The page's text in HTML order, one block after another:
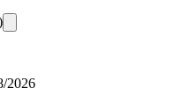
2026